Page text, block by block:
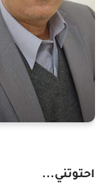
احتوتني...